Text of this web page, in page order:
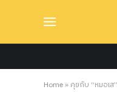
Home» คุยกับ “หมอเส